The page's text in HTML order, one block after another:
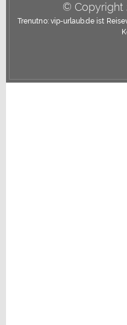
© Copyright
Trenutno: vip-urlaub.de ist